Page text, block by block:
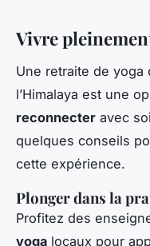
Vivre
Une retraite de yoga
l’Himalaya est une
reconnecter avec
quelques conseils
cette expérience.
Plonger dans la
Profitez des
yoga locaux pour